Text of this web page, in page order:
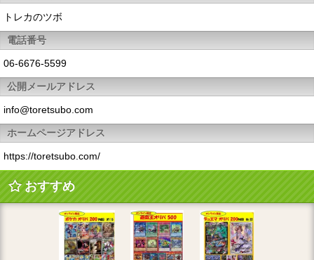
トレカのツボ
電話番号
06-6676-5599
公開メールアドレス
info@toretsubo.com
ホームページアドレス
https://toretsubo.com/
おすすめ